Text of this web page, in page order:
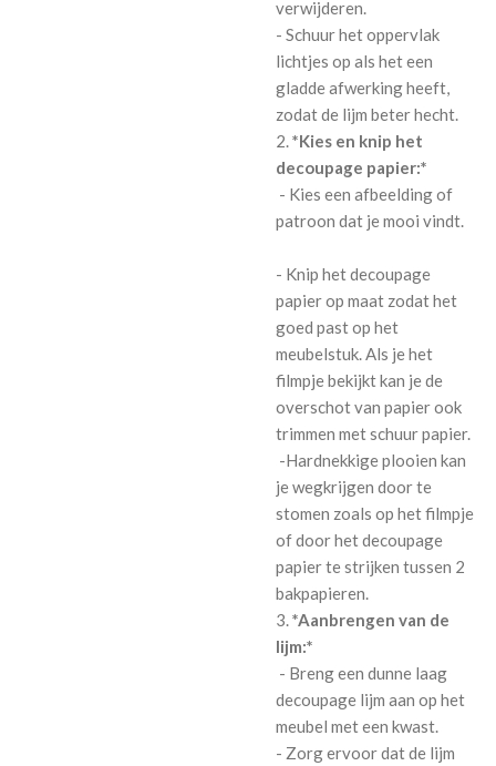
verwijderen.
- Schuur het oppervlak
lichtjes op als het een
gladde afwerking heeft,
zodat de lijm beter hecht.
2.*Kies en knip het
decoupage papier:*
- Kies een afbeelding of
patroon dat je mooi vindt.
- Knip het decoupage
papier op maat zodat het
goed past op het
meubelstuk. Als je het
filmpje bekijkt kan je de
overschot van papier ook
trimmen met schuur papier.
-Hardnekkige plooien kan
je wegkrijgen door te
stomen zoals op het filmpje
of door het decoupage
papier te strijken tussen 2
bakpapieren.
3.*Aanbrengen van de
lijm:*
- Breng een dunne laag
decoupage lijm aan op het
meubel met een kwast.
- Zorg ervoor dat de lijm